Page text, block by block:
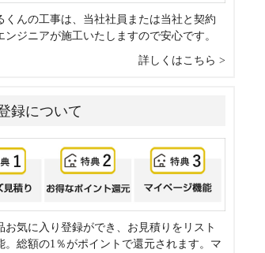
くんの工事は、当社社員または当社と契約
ンジニアが施工いたしますので安心です。
詳しくはこちら
録について
お気に入り登録ができ、お見積りをリスト
。総額の1％がポイントで還元されます。マ